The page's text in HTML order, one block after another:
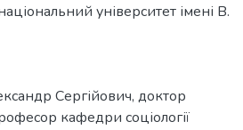
університет імені В.
Сергійович, доктор
кафедри соціології